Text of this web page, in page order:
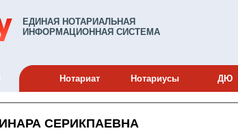
ЕДИНАЯ НОТАРИАЛЬНАЯ
ИНФОРМАЦИОННАЯ СИСТЕМА
Нотариат Нотариусы ДЮ
СЕРИКПАЕВНА